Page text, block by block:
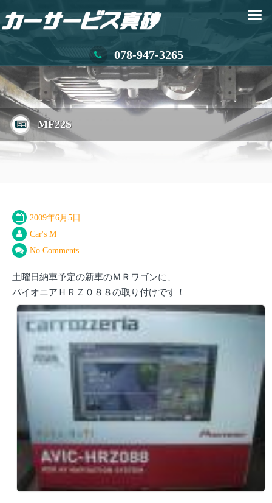
078-947-3265
MF22S
2009年6月5日
Car's M
No Comments
土曜日納車予定の新車のＭＲワゴンに、
パイオニアＨＲＺ０８８の取り付けです！